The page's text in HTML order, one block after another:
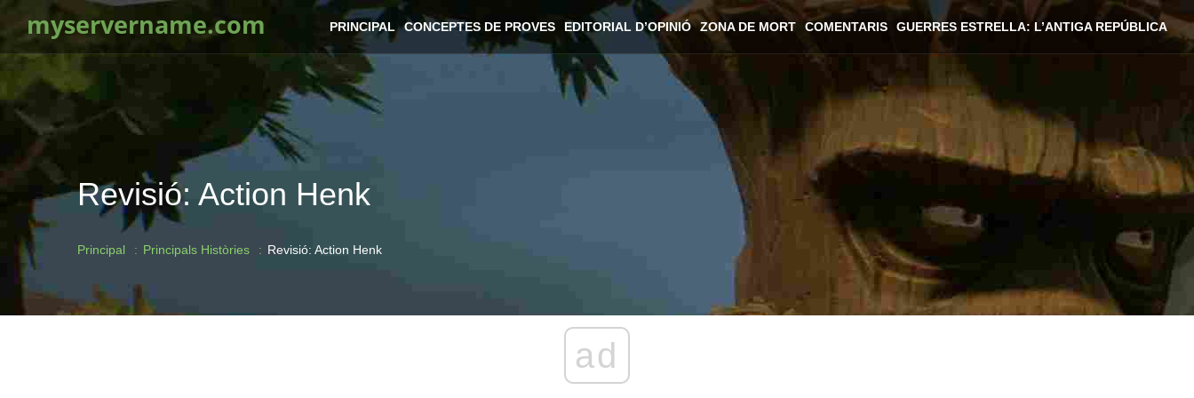
myservername.com PRINCIPAL CONCEPTES DE PROVES EDITORIAL D’OPINIÓ ZONA DE MORT COMENTARIS GUERRES ESTRELLA: L’ANTIGA REPÚBLICA
Revisió: Action Henk
Principal Principals Històries Revisió: Action Henk
ad